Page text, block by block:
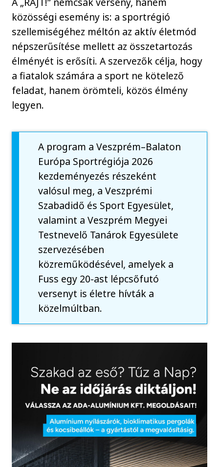
közösségi esemény is: a sportrégió
szellemiségéhez méltón az aktív életmód
népszerűsítése mellett az összetartozás
élményét is erősíti. A szervezők célja, hogy
a fiatalok számára a sport ne kötelező
feladat, hanem örömteli, közös élmény
legyen.
A program a Veszprém–Balaton
Európa Sportrégiója 2026
kezdeményezés részeként
valósul meg, a Veszprémi
Szabadidő és Sport Egyesület,
valamint a Veszprém Megyei
Testnevelő Tanárok Egyesülete
szervezésében
közreműködésével, amelyek a
Fuss egy 20-ast lépcsőfutó
versenyt is életre hívták a
közelmúltban.